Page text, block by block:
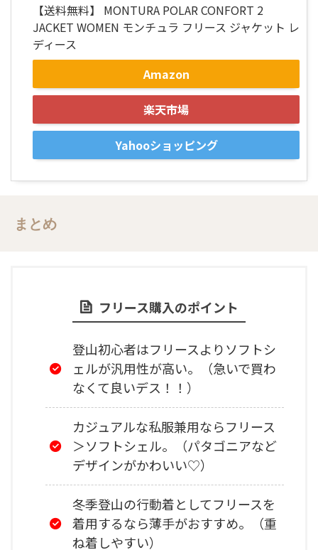
【送料無料】 MONTURA POLAR CONFORT 2
JACKET WOMEN モンチュラ フリース ジャケット レ
ディース
Amazon
楽天市場
Yahooショッピング
まとめ
フリース購入のポイント
登山初心者はフリースよりソフトシ
ェルが汎用性が高い。（急いで買わ
なくて良いデス！！）
カジュアルな私服兼用ならフリース
＞ソフトシェル。（パタゴニアなど
デザインがかわいい♡）
冬季登山の行動着としてフリースを
着用するなら薄手がおすすめ。（重
ね着しやすい）